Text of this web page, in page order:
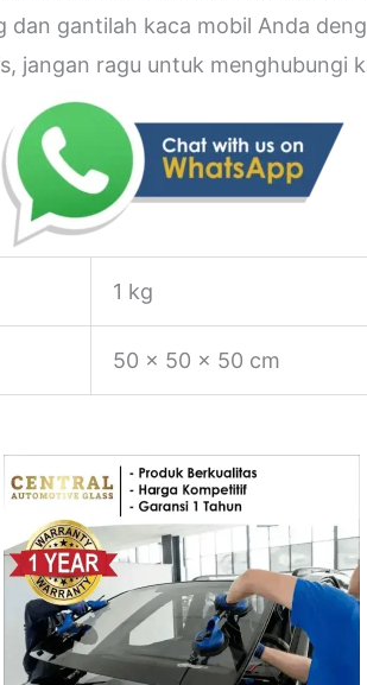
gantilah kaca mobil Anda
jangan ragu untuk menghubungi
1 kg
50 × 50 × 50 cm